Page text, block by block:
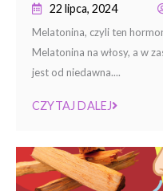
22 lipca, 2024
Melatonina, czyli ten
Melatonina na włosy, a w
jest od niedawna....
CZYTAJ DALEJ